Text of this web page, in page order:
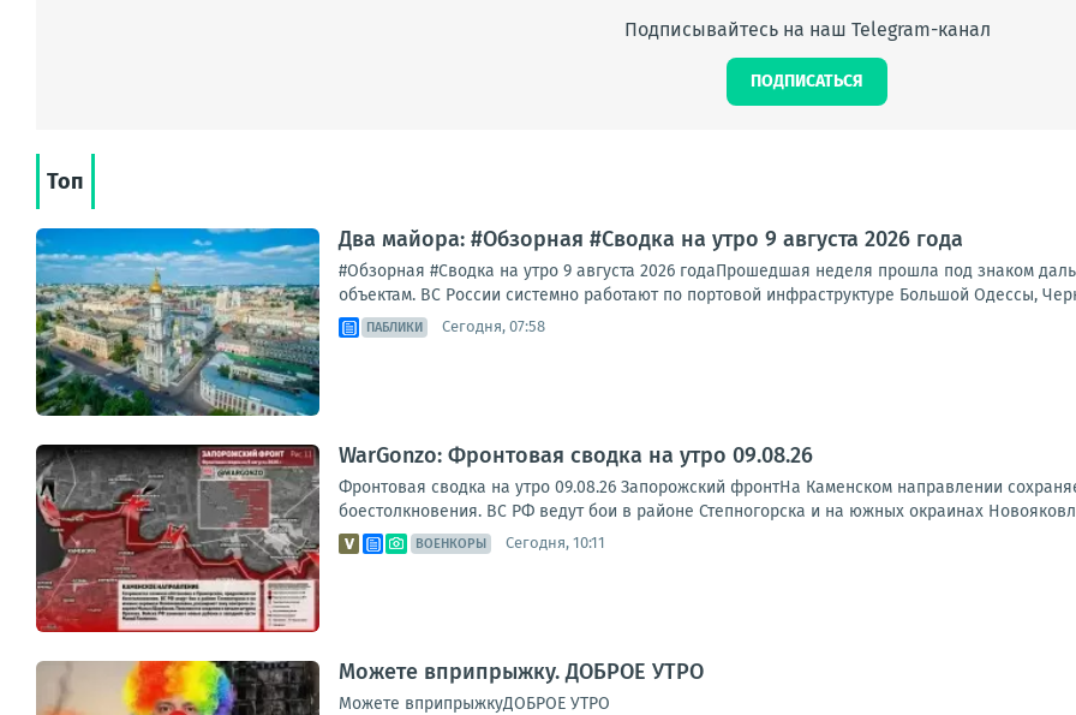
Подписывайтесь на наш Telegram-канал
ПОДПИСАТЬСЯ
Топ
Два майора: #Обзорная #Сводка на утро 9 августа 2026 года
#Обзорная #Сводка на утро 9 августа 2026 годаПрошедшая неделя прошла под знаком
объектам. ВС России системно работают по портовой инфраструктуре Большой Одессы,
ПАБЛИКИ Сегодня, 07:58
WarGonzo: Фронтовая сводка на утро 09.08.26
Фронтовая сводка на утро 09.08.26 Запорожский фронтНа Каменском направлении
боестолкновения. ВС РФ ведут бои в районе Степногорска и на южных окраинах
ВОЕНКОРЫ Сегодня, 10:11
Можете вприпрыжку. ДОБРОЕ УТРО
Можете вприпрыжкуДОБРОЕ УТРО